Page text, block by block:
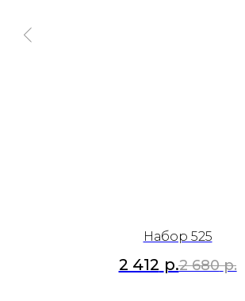
Набор 525
2 412 р.2 680 р.